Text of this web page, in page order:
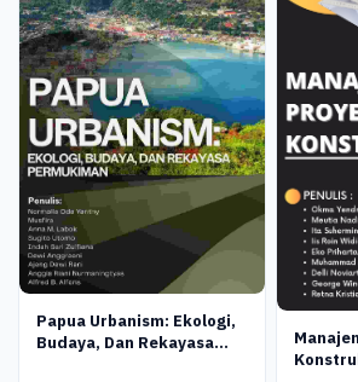
Papua Urbanism: Ekologi,
Budaya, Dan Rekayasa